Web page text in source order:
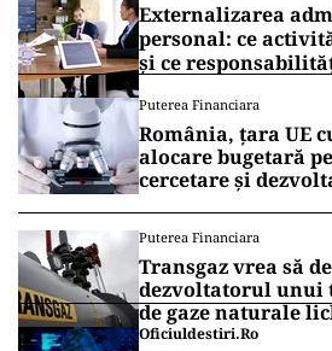
Externalizarea
personal: ce
și ce
Puterea Financiara
România, țara UE
alocare bugetară
cercetare și
Puterea Financiara
Transgaz vrea să
dezvoltatorul unui
de gaze naturale
Oficiuldestiri.ro